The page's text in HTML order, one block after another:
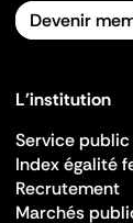
Devenir
L'institution
Service public
Index égalité
Recrutement
Marchés